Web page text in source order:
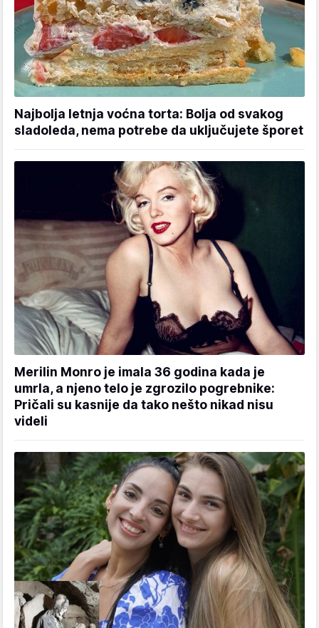
Najbolja letnja voćna torta: Bolja od svakog
sladoleda, nema potrebe da uključujete šporet
Merilin Monro je imala 36 godina kada je
umrla, a njeno telo je zgrozilo pogrebnike:
Pričali su kasnije da tako nešto nikad nisu
videli